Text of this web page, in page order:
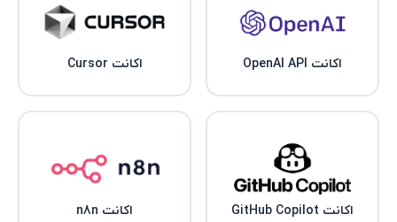
اکانت OpenAI API اکانت Cursor
اکانت GitHub Copilot اکانت n8n